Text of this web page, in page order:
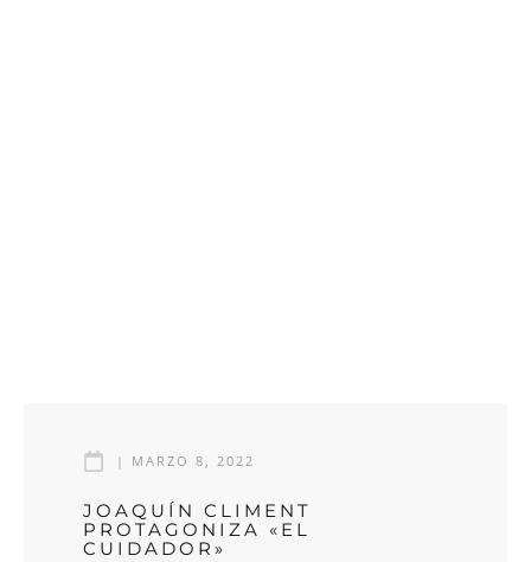
| MARZO 8, 2022
JOAQUÍN CLIMENT
PROTAGONIZA «EL
CUIDADOR»